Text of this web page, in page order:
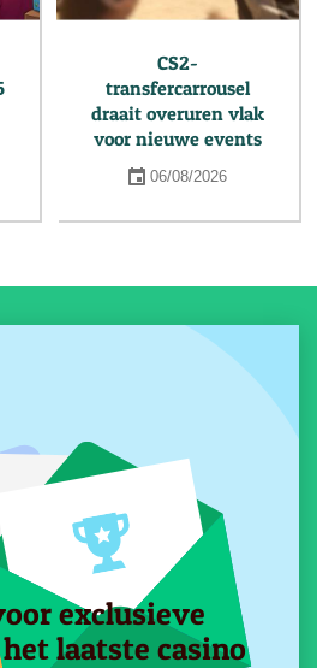
CS2-
transfercarrousel
draait overuren vlak
voor nieuwe events
06/08/2026
exclusieve
laatste casino